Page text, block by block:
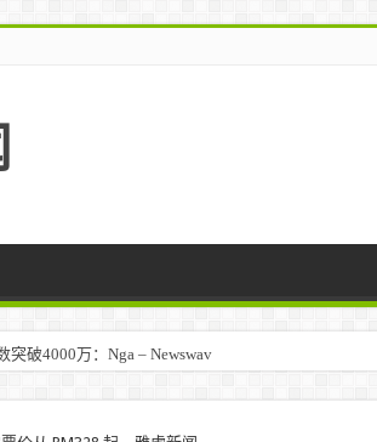
破4000万：Nga – Newswav